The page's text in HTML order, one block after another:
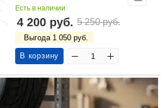
Есть в наличии
4 200 руб. 5 250 руб.
Выгода 1 050 руб.
В корзину